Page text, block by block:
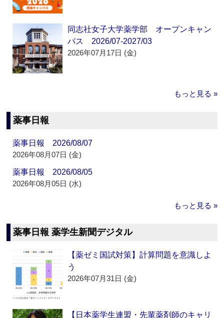
同志社女子大学薬学部 オープンキャン
パス 2026/07-2027/03
2026年07月17日 (金)
もっと見る »
薬事日報
薬事日報 2026/08/07
2026年08月07日 (金)
薬事日報 2026/08/05
2026年08月05日 (水)
もっと見る »
薬事日報 薬学生新聞デジタル
【薬ゼミ国試対策】計算問題を意識しよ
う
2026年07月31日 (金)
【日本薬学生連盟・先輩薬剤師のキャリ